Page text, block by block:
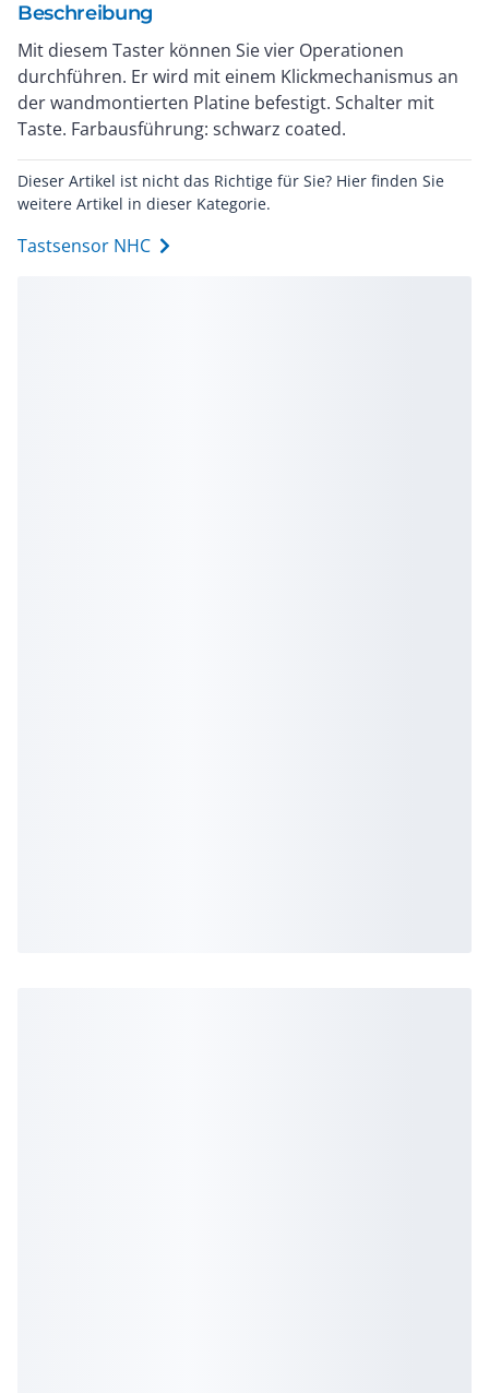
Beschreibung
Mit diesem Taster können Sie vier Operationen
durchführen. Er wird mit einem Klickmechanismus an
der wandmontierten Platine befestigt. Schalter mit
Taste. Farbausführung: schwarz coated.
Dieser Artikel ist nicht das Richtige für Sie? Hier finden Sie
weitere Artikel in dieser Kategorie.
Tastsensor NHC